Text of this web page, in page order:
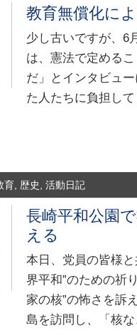
教育無償化に
少し古いですが、6
は、憲法で定める
だ」とインタビュ
た人たちに負担し
育 歴史 活動日記
長崎平和公園
える
本日、党員の皆様
界平和”のための祈
家の核”の怖さを訴
島を訪問し、「核